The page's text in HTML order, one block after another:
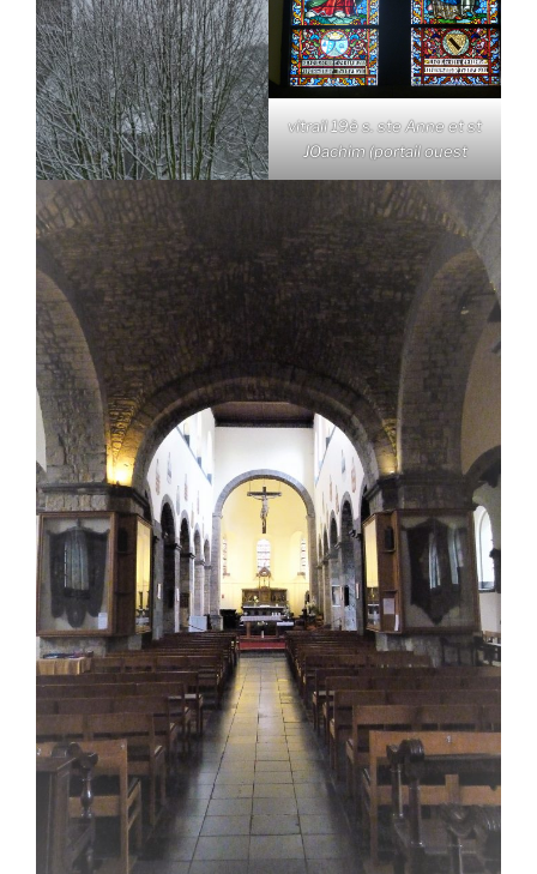
vitrail 19è s. ste Anne et st
JOachim (portail ouest